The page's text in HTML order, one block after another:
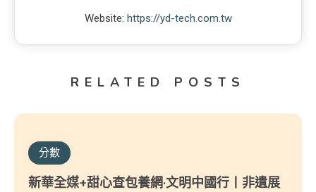
Website: https://yd-tech.com.tw
RELATED POSTS
分數
新華全媒+甜心查包養網·文明中國行丨非遺展